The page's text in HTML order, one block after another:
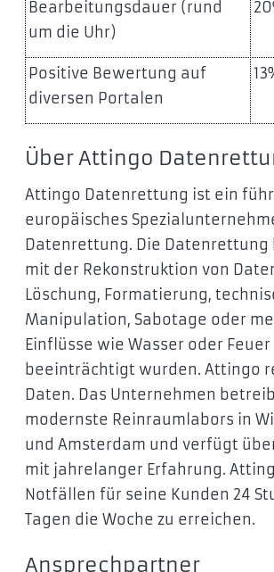
Bearbeitungsdauer (rund
um die Uhr)
Positive Bewertung auf
diversen Portalen
Über Attingo
Attingo Datenrettung ist ein
europäisches
Datenrettung. Die Datenrettung
mit der Rekonstruktion von
Löschung, Formatierung,
Manipulation, Sabotage oder
Einflüsse wie Wasser oder Feuer
beeinträchtigt wurden. Attingo
Daten. Das Unternehmen
modernste Reinraumlabors in
und Amsterdam und verfügt
mit jahrelanger Erfahrung.
Notfällen für seine Kunden 24
Tagen die Woche zu erreichen.
Ansprechpartner